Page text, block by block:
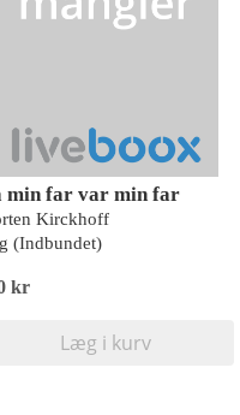
min far var min far
Kirckhoff
(Indbundet)
kr
Læg i kurv